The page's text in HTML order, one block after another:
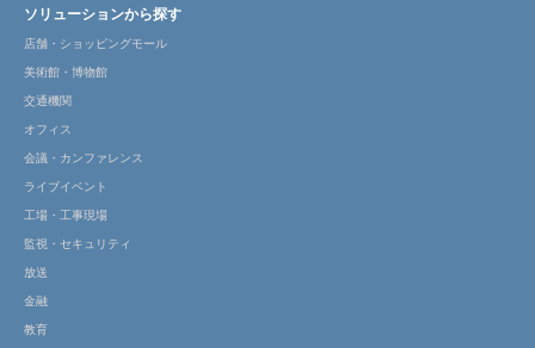
ソリューションから探す
店舗・ショッピングモール
美術館・博物館
交通機関
オフィス
会議・カンファレンス
ライブイベント
工場・工事現場
監視・セキュリティ
放送
金融
教育